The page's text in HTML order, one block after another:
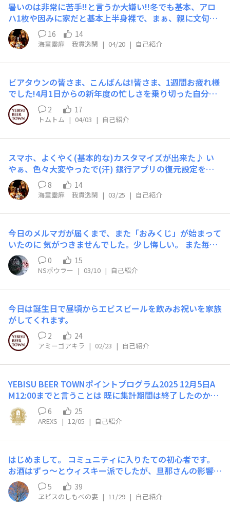
ョイとのつもりで冷凍庫へ放り込み・・・すっかり忘れて
一昼夜置きっパ・・・(汗)カッチ〇コッチンで飲めやしな
い※こういう所で引っかかるのは解せん!!(汗)てかスプー
ンもグリグリ動きやしない・・・・・・喉乾いたなぁ※こ
らけで、気泡が充満だす
暑いのは非常に苦手!!と言うか大嫌い!!冬でも基本、アロ
ハ1枚や因みに家だと基本上半身裸で、まぁ、親に文句言
われて、渋々嫌々仕方がなく省が無くやせ我慢的に、長半
纏を買って着てます約2年前の話その長半纏も、もうかな
り痛みまして・・・肌に直に着ているし汗をたっぷり吸っ
て洗濯して・・・暑いから脱いで椅子に掛けて、座った表
か無かったのだ・・・半纏だしそろそろ買い替えか？思っ
てAmazon見たら、分厚く丈夫な奴があった♪でも1枚!!
買おうか買うまいか・・・と悩んでいたのだが、背中に
『桜・川・藤の花』のプリント・・・コレ着て、的屋とか
だしも
16 14
海童靈麻 我貫逸閑 | 04/20 | 自己紹介
ビアタウンの皆さま、こんばんは!皆さま、1週間お疲れ様
でした!4月1日からの新年度の忙しさを乗り切った自分へ
のご褒美として、今、エビスバーに来ています（妻は夜
勤！ 夜勤だからこそ、実現できることです！）。小さな
このような幸せをかんじられることが、実は幸せ者かもし
れません！来週からまだまだ激務が続きますが、みなさま
2 17
トムトム | 04/03 | 自己紹介
スマホ、よくやく(基本的な)カスタマイズが出来た♪ い
やぁ、色々大変やったで(汗) 銀行アプリの復元設定をや
っていたら『証明で免許証の暗証番号を～』と出てきて、
ンなモン覚えちょらんぞ・・・と、これかな？と番号入れ
たらロックされ・・・ ※今の免許証はIC内蔵 わざわざ解
除するのに警察署まで行く羽目になり(汗) ※親には「何
ある他の銀行通帳とか引っ張り出して復元設定して・・・
※家に5・10に入っても、貴重品は置いて無いぞ♪ でもね
その帰りに滅多に見れないモンを見かけました(笑) 丁
度、踏切で遮断機が下りまして・・・ 整備員が、遮断機
あたりの黒の部分で2分割出来るんやね、アレ 取り換え交
換？していたのか、遮断機が下りたすきに2分割の棒を1
本につなげまして、黒のビニールテープでグルグルッと固
定していたのだ こりゃ、滅多に見られません♪ まぁ、結
果、花粉症が酷くてくしゃみに鼻水に、と症状悪化したの
だが、気分はラッキーやね(笑) で、今回の絵は、『壁にか
して(汗) こういう所がどうもうまくいかない・・・ ※人
物がいると、どうしても主役にしたがる
8 14
海童靈麻 我貫逸閑 | 03/25 | 自己紹介
今日のメルマガが届くまで、また「おみくじ」が始まって
いたのに 気がつきませんでした。少し悔しい。 また毎日
アクセスしなければ。 しかし今日は寒かったですね。 今
夜は今季最後のあい鴨鍋です。
0 15
NSボウラー | 03/10 | 自己紹介
今日は誕生日で昼頃からエビスビールを飲みお祝いを家族
がしてくれます。
2 24
アミーゴアキラ | 02/23 | 自己紹介
YEBISU BEER TOWNポイントプログラム2025 12月5日A
M12:00までと言うことは 既に集計期間は終了したのかな
🏁皆様お疲れ様でした🏎️ 今年は先々月にDIAMOND到達
去年の雪辱を果たせたかな😅 Tシャツ届くのが楽しみです
👕 ギリギリでしたが YEBISU BREWERY TOKYO製🍾ヱビス
MEMORIA1890 念願叶い無事入手出来まし 良い一年にな
とが出来た楽しい1年でした。終盤で多々あり偲ぶ歳の瀬
となりましたが..... 来年もヱビスビールで楽しみましょう
6 25
AREXS | 12/05 | 自己紹介
はじめまして。 コミュニティに入りたての初心者です。
お酒はずっ～とウィスキー派でしたが、旦那さんの影響か
らか最近になってビールの味に惹かれるようになりまし
た。 未だに苦味の強いビールは苦手ですが、ヱビスの爽
やかな苦味は嫌ではないです。 写真はヱビスバーでなく
5 39
ヱビスのしもべの妻 | 11/29 | 自己紹介